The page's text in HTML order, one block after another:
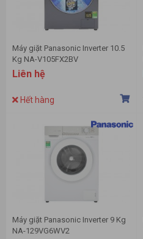
Máy giặt Panasonic Inverter 10.5
Kg NA-V105FX2BV
Liên hệ
Hết hàng
Máy giặt Panasonic Inverter 9 Kg
NA-129VG6WV2